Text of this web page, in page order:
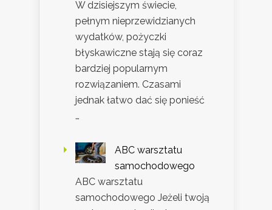
W dzisiejszym świecie,
pełnym nieprzewidzianych
wydatków, pożyczki
błyskawiczne stają się coraz
bardziej popularnym
rozwiązaniem. Czasami
jednak łatwo dać się ponieść
…
ABC warsztatu
samochodowego
ABC warsztatu
samochodowego Jeżeli twoją